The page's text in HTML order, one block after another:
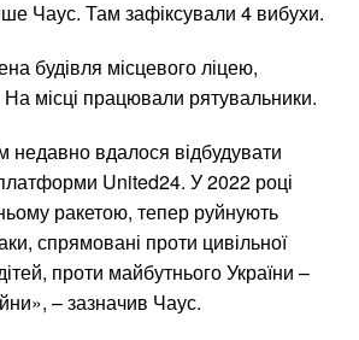
Чаус. Там зафіксували 4 вибухи.
будівля місцевого ліцею,
місці працювали рятувальники.
недавно вдалося відбудувати
United24. У 2022 році
ракетою, тепер руйнують
спрямовані проти цивільної
проти майбутнього України –
– зазначив Чаус.